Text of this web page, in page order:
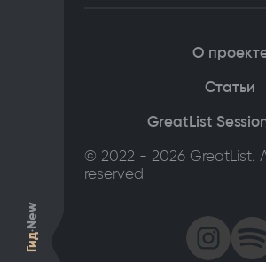
Гид
New
© 2022 - 2026 GreatList.
reserved
О
Статьи
GreatList